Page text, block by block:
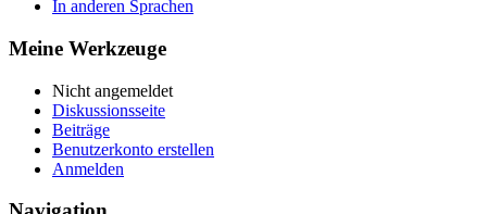
In anderen Sprachen
Meine Werkzeuge
Nicht angemeldet
Diskussionsseite
Beiträge
Benutzerkonto erstellen
Anmelden